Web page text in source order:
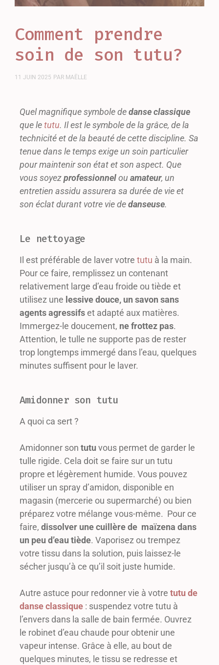
Comment prendre
soin de son tutu?
11 JUIN 2025 PAR MAËLLE
Quel magnifique symbole dedanse classique
que letutu. Il est le symbole de la grâce, de la
technicité et de la beauté de cette discipline. Sa
tenue dans le temps exige un soin particulier
pour maintenir son état et son aspect. Que
vous soyezprofessionnelou amateur, un
entretien assidu assurera sa durée de vie et
son éclat durant votre vie dedanseuse.
Le nettoyage
Il est préférable de laver votre tutu à la main.
Pour ce faire, remplissez un contenant
relativement large d’eau froide ou tiède et
utilisez une lessive douce, un savon sans
agents agressifset adapté aux matières.
Immergez-le doucement, ne frottez pas.
Attention, le tulle ne supporte pas de rester
trop longtemps immergé dans l’eau, quelques
minutes suffisent pour le laver.
Amidonner son tutu
A quoi ca sert ?
Amidonner son tutu vous permet de garder le
tulle rigide. Cela doit se faire sur un tutu
propre et légèrement humide. Vous pouvez
utiliser un spray d’amidon, disponible en
magasin (mercerie ou supermarché) ou bien
préparez votre mélange vous-même. Pour ce
faire, dissolver une cuillère de maïzena dans
un peu d’eau tiède. Vaporisez ou trempez
votre tissu dans la solution, puis laissez-le
sécher jusqu’à ce qu’il soit juste humide.
Autre astuce pour redonner vie à votre tutu de
danse classique : suspendez votre tutu à
l’envers dans la salle de bain fermée. Ouvrez
le robinet d’eau chaude pour obtenir une
vapeur intense. Grâce à elle, au bout de
quelques minutes, le tissu se redresse et